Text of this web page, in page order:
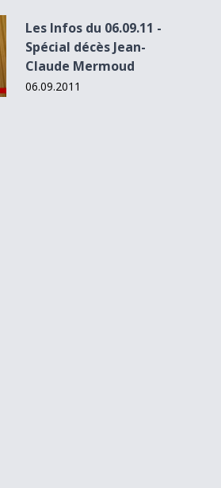
décès Jean-Claude Mermoud
Les Infos du 06.09.11 -
Spécial décès Jean-
Claude Mermoud
06.09.2011